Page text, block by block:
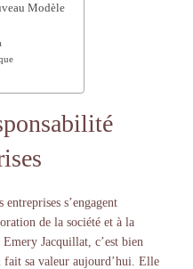
Modèle
s’engagent
de la société et à la
Jacquillat, c’est bien
fait sa valeur aujourd’hui. Elle